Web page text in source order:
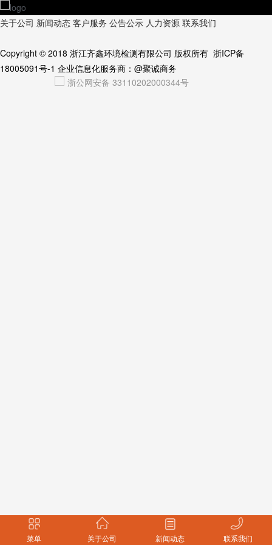
关于公司 新闻动态 客户服务 公告公示 人力资源 联系我们
Copyright © 2018 浙江齐鑫环境检测有限公司 版权所有 浙ICP备
18005091号-1 企业信息化服务商： @聚诚商务
浙公网安备 33110202000344号
菜单 关于公司 新闻动态 联系我们